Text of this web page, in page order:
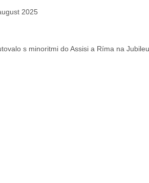
2025
s minoritmi do Assisi a Ríma na